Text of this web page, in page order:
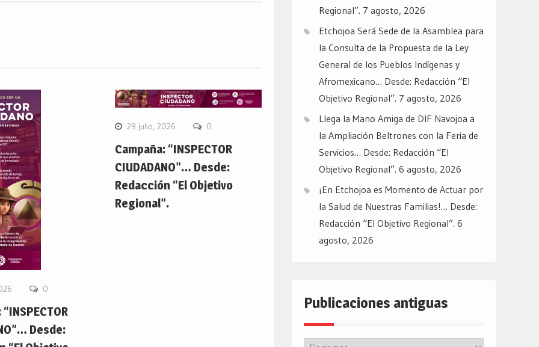
0
Desde:
29 julio, 2026 0
Campaña: “INSPECTOR
CIUDADANO”… Desde:
Redacción “El Objetivo
Regional”.
Regional”. 7 agosto, 2026
Etchojoa Será Sede de la Asamblea para
la Consulta de la Propuesta de la Ley
General de los Pueblos Indígenas y
Afromexicano… Desde: Redacción “El
Objetivo Regional”. 7 agosto, 2026
Llega la Mano Amiga de DIF Navojoa a
la Ampliación Beltrones con la Feria de
Servicios… Desde: Redacción “El
Objetivo Regional”. 6 agosto, 2026
¡En Etchojoa es Momento de Actuar por
la Salud de Nuestras Familias!… Desde:
Redacción “El Objetivo Regional”. 6
agosto, 2026
Publicaciones antiguas